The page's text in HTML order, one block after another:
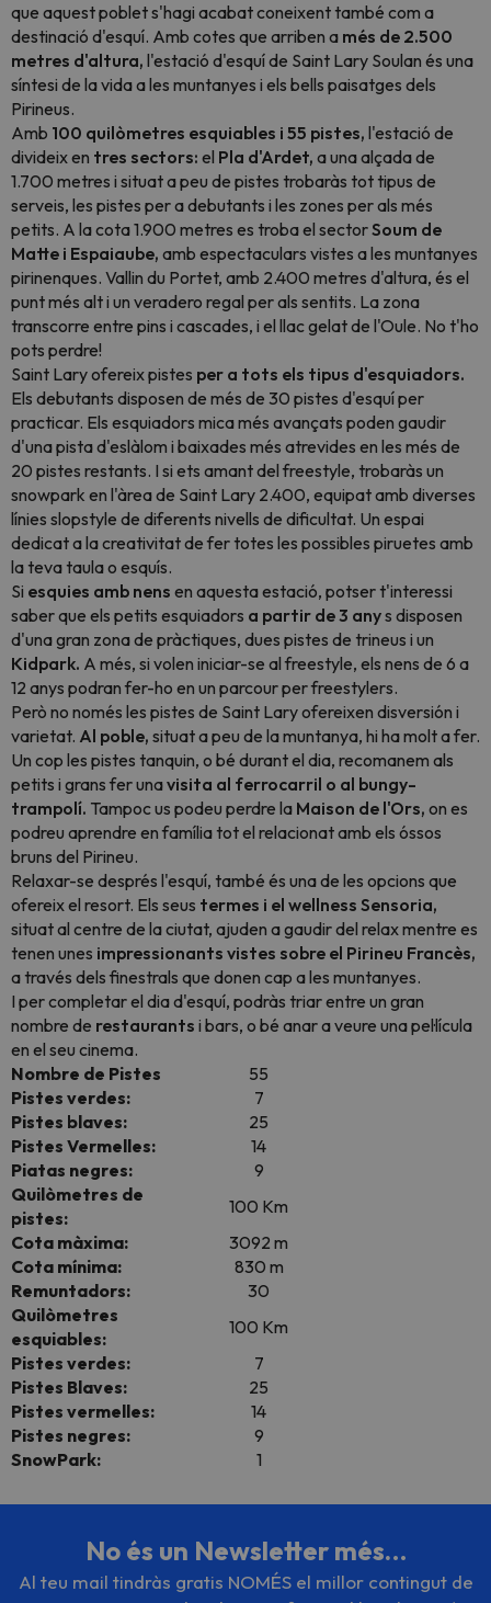
que aquest poblet s'hagi acabat coneixent també com a
destinació d'esquí. Amb cotes que arriben a més de 2.500
metres d'altura, l'estació d'esquí de Saint Lary Soulan és una
síntesi de la vida a les muntanyes i els bells paisatges dels
Pirineus.
Amb 100 quilòmetres esquiables i 55 pistes, l'estació de
divideix en tres sectors: el Pla d'Ardet, a una alçada de
1.700 metres i situat a peu de pistes trobaràs tot tipus de
serveis, les pistes per a debutants i les zones per als més
petits. A la cota 1.900 metres es troba el sectorSoum de
Matte i Espaiaube, amb espectaculars vistes a les muntanyes
pirinenques. Vallin du Portet, amb 2.400 metres d'altura, és el
punt més alt i un veradero regal per als sentits. La zona
transcorre entre pins i cascades, i el llac gelat de l'Oule. No t'ho
pots perdre!
Saint Lary ofereix pistes per a tots els tipus d'esquiadors.
Els debutants disposen de més de 30 pistes d'esquí per
practicar. Els esquiadors mica més avançats poden gaudir
d'una pista d'eslàlom i baixades més atrevides en les més de
20 pistes restants. I si ets amant del freestyle, trobaràs un
snowpark en l'àrea de Saint Lary 2.400, equipat amb diverses
línies slopstyle de diferents nivells de dificultat. Un espai
dedicat a la creativitat de fer totes les possibles piruetes amb
la teva taula o esquís.
Si esquies amb nens en aquesta estació, potser t'interessi
saber que els petits esquiadors a partir de 3 anys disposen
d'una gran zona de pràctiques, dues pistes de trineus i un
Kidpark. A més, si volen iniciar-se al freestyle, els nens de 6 a
12 anys podran fer-ho en un parcourperfreestylers.
Però no només les pistes de Saint Lary ofereixen disversión i
varietat. Al poble, situat a peu de la muntanya, hi ha molt a fer.
Un cop les pistes tanquin, o bé durant el dia, recomanem als
petits i grans fer unavisita al ferrocarril o al bungy-
trampolí. Tampoc us podeu perdre la Maison de l'Ors, on es
podreu aprendre en família tot el relacionat amb els óssos
bruns del Pirineu.
Relaxar-se després l'esquí, també és una de les opcions que
ofereix el resort. Els seus termes i el wellness Sensoria,
situat al centre de la ciutat, ajuden a gaudir del relax mentre es
tenen unes impressionants vistes sobre el Pirineu Francès,
a través dels finestrals que donen cap a les muntanyes.
I per completar el dia d'esquí, podràs triar entre un gran
nombre de restaurants i bars, o bé anar a veure una pel·lícula
en el seu cinema.
Nombre de Pistes
55
Pistes verdes:
7
Pistes blaves:
25
Pistes Vermelles:
14
Piatas negres:
9
Quilòmetres de
pistes:
100 Km
Cota màxima:
3092 m
Cota mínima:
830 m
Remuntadors:
30
Quilòmetres
esquiables:
100 Km
Pistes verdes:
7
Pistes Blaves:
25
Pistes vermelles:
14
Pistes negres:
9
SnowPark:
1
No és un Newsletter més…
Al teu mail tindràs gratis NOMÉS el millor contingut de